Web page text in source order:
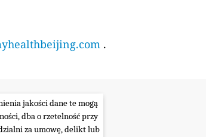
.
jakości dane te mogą
dba o rzetelność przy
za umowę, delikt lub